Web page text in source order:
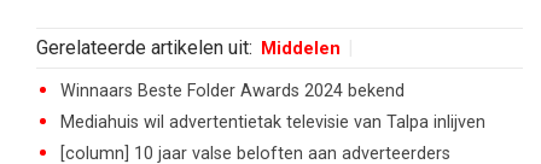
Gerelateerde artikelen uit: Middelen
Winnaars Beste Folder Awards 2024 bekend
Mediahuis wil advertentietak televisie van Talpa inlijven
[column] 10 jaar valse beloften aan adverteerders